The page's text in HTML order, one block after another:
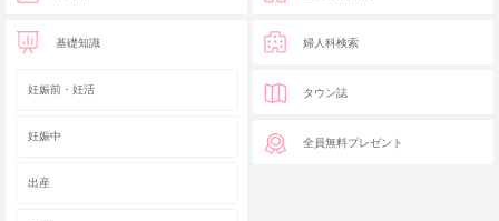
基礎知識
妊娠前・妊活
妊娠中
出産
婦人科検索
タウン誌
全員無料プレゼント